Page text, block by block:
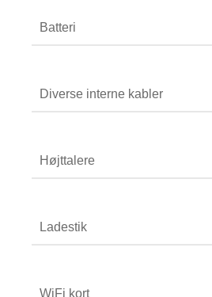
Batteri
Diverse interne kabler
Højttalere
Ladestik
WiFi kort